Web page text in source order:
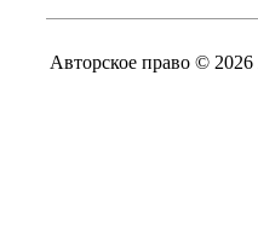
Авторское право © 2026